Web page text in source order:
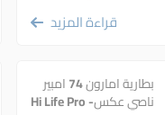
قراءة المزيد
بطارية امارون 74 امبير
ناصي عكس- Hi Life Pro